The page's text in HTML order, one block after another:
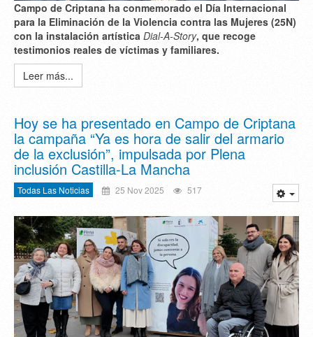
Campo de Criptana ha conmemorado el Día Internacional
para la Eliminación de la Violencia contra las Mujeres (25N)
con la instalación artística Dial-A-Story, que recoge
testimonios reales de víctimas y familiares.
Leer más...
Hoy se ha presentado en Campo de Criptana
la campaña “Ya es hora de salir del armario
de la exclusión”, impulsada por Plena
inclusión Castilla-La Mancha
Todas Las Noticias 25 Nov 2025 517